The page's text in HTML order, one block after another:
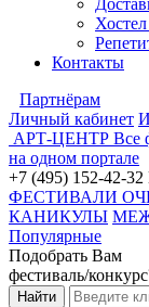
Контакты
Партнёрам
Личный кабинет
АРТ-ЦЕНТР Все
на одном портале
+7 (495) 152-42-32
ФЕСТИВАЛИ
КАНИКУЛЫ
Популярные
Подобрать Вам
фестиваль/